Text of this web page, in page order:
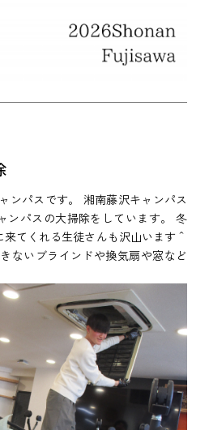
ンパスです。 湘南藤沢キャンパス
ンパスの大掃除をしています。 冬
てくれる生徒さんも沢山います＾
ないブラインドや換気扇や窓など